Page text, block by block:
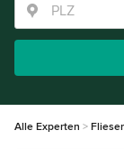
Alle Experten